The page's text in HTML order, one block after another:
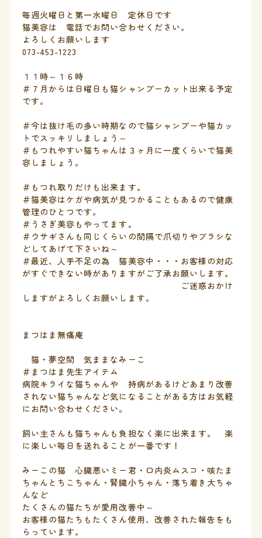
毎週火曜日と第一水曜日 定休日です
猫美容は 電話でお問い合わせください。
よろしくお願いします
073-453-1223
１１時～１６時
＃７月からは日曜日も猫シャンプーカット出来る予定
です。
＃今は抜け毛の多い時期なので猫シャンプーや猫カッ
トでスッキリしましょう～
＃もつれやすい猫ちゃんは３ヶ月に一度くらいで猫美
容しましょう。
＃もつれ取りだけも出来ます。
＃猫美容はケガや病気が見つかることもあるので健康
管理のひとつです。
＃うさぎ美容もやってます。
＃ウサギさんも同じくらいの間隔で爪切りやブラシな
どしてあげて下さいね～
＃最近、人手不足の為 猫美容中・・・お客様の対応
がすぐできない時がありますがご了承お願いします。
ご迷惑おかけ
しますがよろしくお願いします。
まつはま無痛庵
猫・夢空間 気ままなみーこ
＃まつはま先生アイテム
病院キライな猫ちゃんや 持病があるけどあまり改善
されない猫ちゃんなど気になることがある方はお気軽
にお問い合わせください。
飼い主さんも猫ちゃんも負担なく楽に出来ます。 楽
に楽しい毎日を送れることが一番です！
みーこの猫 心臓悪いミー君・口内炎ムスコ・咳たま
ちゃんとちこちゃん・腎臓小ちゃん・落ち着き大ちゃ
んなど
たくさんの猫たちが愛用改善中～
お客様の猫たちもたくさん使用、改善された報告をも
らっています。